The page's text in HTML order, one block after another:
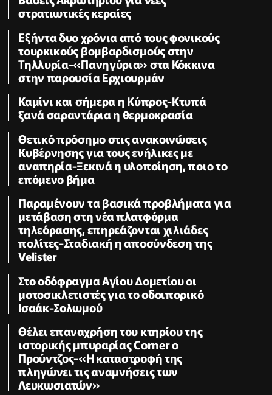
στρατιωτικές κεραίες
Εξήντα δυο χρόνια από τους φονικούς
τουρκικούς βομβαρδισμούς στην
Τηλλυρία-«Πανηγύρια» στα Κόκκινα
στην παρουσία Ερχιουρμάν
Καμίνι και σήμερα η Κύπρος-Κτυπά
ξανά σαραντάρια η θερμοκρασία
Θετικό πρόσημο στις ανακοινώσεις
Κυβέρνησης για τους ενήλικες με
αναπηρία-Ξεκινά η υλοποίηση, ποιο το
επόμενο βήμα
Παραμένουν τα βασικά προβλήματα για
μετάβαση στη νέα πλατφόρμα
τηλεόρασης, επηρεάζονται χιλιάδες
πολίτες-Σταδιακή η αποσύνδεση της
Velister
Στο οδόφραγμα Αγίου Δομετίου οι
μοτοσικλετιστές για το οδοιπορικό
Ισαάκ-Σολωμού
Θέλει επαναχρήση του κτηρίου της
ιστορικής μπυραρίας Corner ο
Προύντζος-«Η καταστροφή της
πληγώνει τις αναμνήσεις των
Λευκωσιατών»